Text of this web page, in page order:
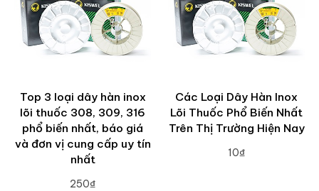
Top 3 loại dây hàn inox
lõi thuốc 308, 309, 316
phổ biến nhất, báo giá
và đơn vị cung cấp uy tín
nhất
250₫
Các Loại Dây Hàn Inox
Lõi Thuốc Phổ Biến Nhất
Trên Thị Trường Hiện Nay
10₫